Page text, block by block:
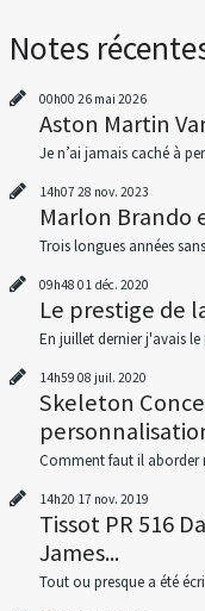
Notes
00h00 26 mai 2026
Aston Martin
Je n’ai jamais caché à
14h07 28 nov. 2023
Marlon Brando
Trois longues années
09h48 01 déc. 2020
Le prestige de
En juillet dernier j'avais le
14h59 08 juil. 2020
Skeleton
Comment faut il aborder
14h20 17 nov. 2019
Tissot PR 516
James...
Tout ou presque a été